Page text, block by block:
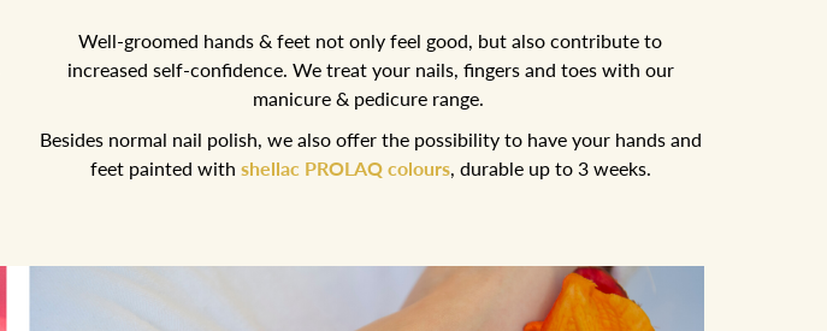
Well-groomed hands & feet not only feel good, but also contribute to
increased self-confidence. We treat your nails, fingers and toes with our
manicure & pedicure range.
Besides normal nail polish, we also offer the possibility to have your hands and
feet painted with shellac PROLAQ colours, durable up to 3 weeks.